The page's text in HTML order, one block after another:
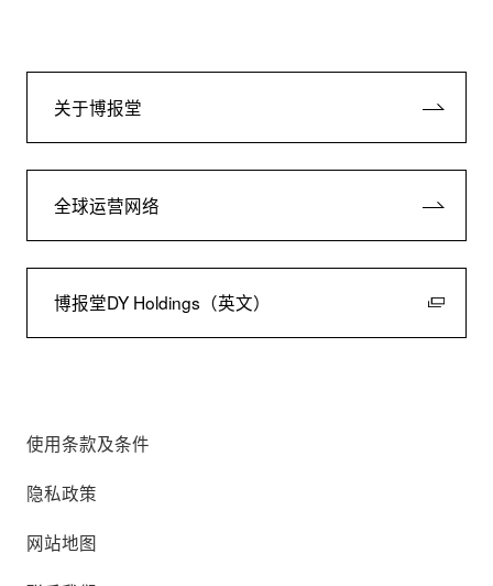
关于博报堂
全球运营网络
博报堂DY Holdings（英文）
使用条款及条件
隐私政策
网站地图